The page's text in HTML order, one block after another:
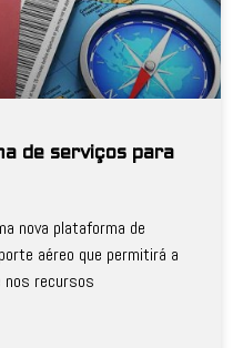
de serviços para
nova plataforma de
aéreo que permitirá a
nos recursos